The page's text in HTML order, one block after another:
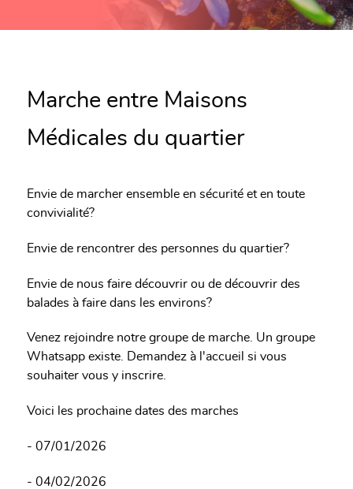
Marche entre Maisons
Médicales du quartier
Envie de marcher ensemble en sécurité et en toute
convivialité?
Envie de rencontrer des personnes du quartier?
Envie de nous faire découvrir ou de découvrir des
balades à faire dans les environs?
Venez rejoindre notre groupe de marche. Un groupe
Whatsapp existe. Demandez à l'accueil si vous
souhaiter vous y inscrire.
Voici les prochaine dates des marches
- 07/01/2026
- 04/02/2026